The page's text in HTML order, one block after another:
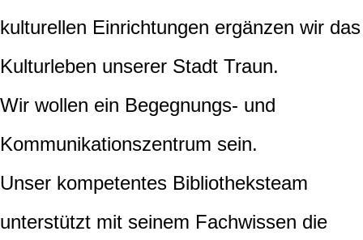
kulturellen Einrichtungen ergänzen wir das
Kulturleben unserer Stadt Traun.
Wir wollen ein Begegnungs- und
Kommunikationszentrum sein.
Unser kompetentes Bibliotheksteam
unterstützt mit seinem Fachwissen die